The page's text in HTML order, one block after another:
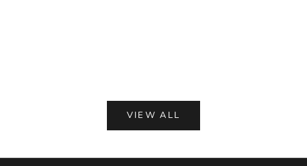
VIEW ALL